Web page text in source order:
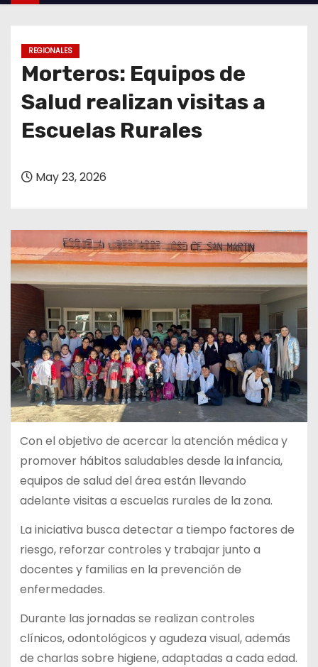
o
REGIONALES
Morteros: Equipos de
Salud realizan visitas a
Escuelas Rurales
May 23, 2026
Con el objetivo de acercar la atención médica y
promover hábitos saludables desde la infancia,
equipos de salud del área están llevando
adelante visitas a escuelas rurales de la zona.
La iniciativa busca detectar a tiempo factores de
riesgo, reforzar controles y trabajar junto a
docentes y familias en la prevención de
enfermedades.
Durante las jornadas se realizan controles
clínicos, odontológicos y agudeza visual, además
de charlas sobre higiene, adaptadas a cada edad.